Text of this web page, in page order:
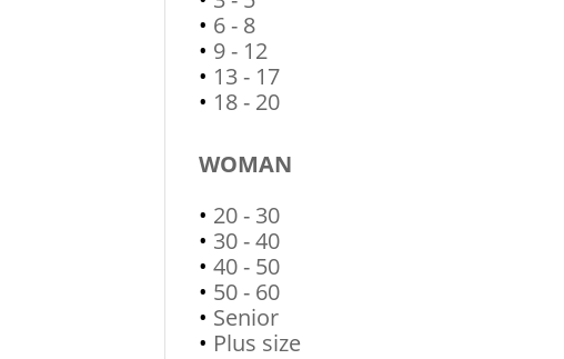
• 6 - 8
• 9 - 12
• 13 - 17
• 18 - 20
WOMAN
• 20 - 30
• 30 - 40
•40 - 50
• 50 - 60
• Senior
• Plus size